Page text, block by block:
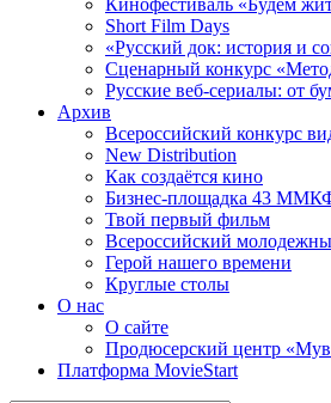
Кинофестиваль «Будем
Short Film Days
«Русский док: история и
Сценарный конкурс
Русские веб-сериалы: от
Архив
Всероссийский конкурс
New Distribution
Как создаётся кино
Бизнес-площадка 43
Твой первый фильм
Всероссийский
Герой нашего времени
Круглые столы
О нас
О сайте
Продюсерский центр
Платформа MovieStart